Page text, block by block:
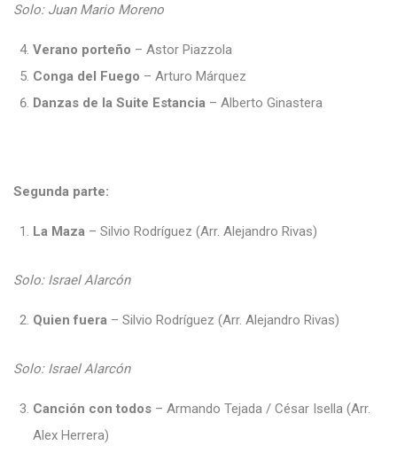
Solo: Juan Mario Moreno
Verano porteño – Astor Piazzola
Conga del Fuego – Arturo Márquez
Danzas de la Suite Estancia – Alberto Ginastera
Segunda parte:
La Maza – Silvio Rodríguez (Arr. Alejandro Rivas)
Solo: Israel Alarcón
Quien fuera – Silvio Rodríguez (Arr. Alejandro Rivas)
Solo: Israel Alarcón
Canción con todos – Armando Tejada / César Isella (Arr.
Alex Herrera)